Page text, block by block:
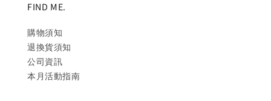
FIND ME.
購物須知
退換貨須知
公司資訊
本月活動指南